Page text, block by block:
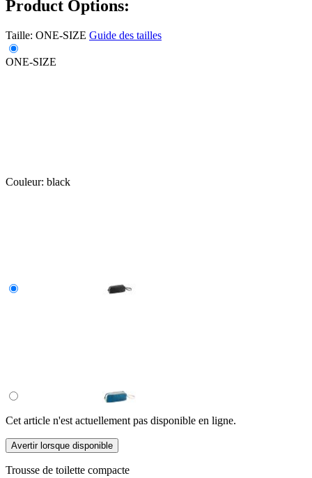
Product Options:
Taille: ONE-SIZE Guide des tailles
ONE-SIZE
Couleur: black
Cet article n'est actuellement pas disponible en ligne.
Avertir lorsque disponible
Trousse de toilette compacte